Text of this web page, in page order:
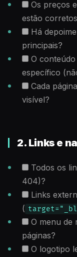
Os preços
estão
Há
principais?
O conteúdo
específico
Cada
visível?
2. Links e
Todos os
404)?
Links
(
O menu de
páginas?
O logotipo